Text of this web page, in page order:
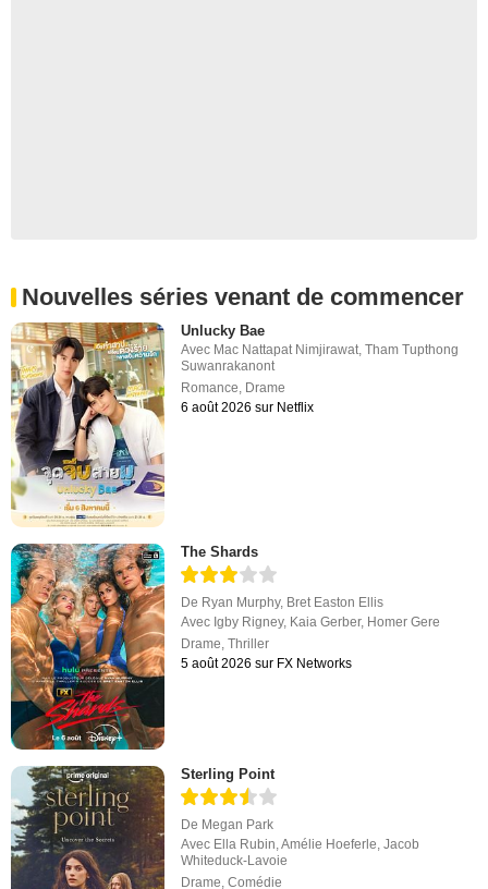
Nouvelles séries venant de commencer
Unlucky Bae
Avec Mac Nattapat Nimjirawat,Tham Tupthong
Suwanrakanont
Romance, Drame
6 août 2026 sur Netflix
The Shards
De Ryan Murphy, Bret Easton Ellis
Avec Igby Rigney, Kaia Gerber, Homer Gere
Drame,Thriller
5 août 2026 sur FX Networks
Sterling Point
De Megan Park
Avec Ella Rubin ,Amélie Hoeferle ,Jacob
Whiteduck-Lavoie
Drame ,Comédie